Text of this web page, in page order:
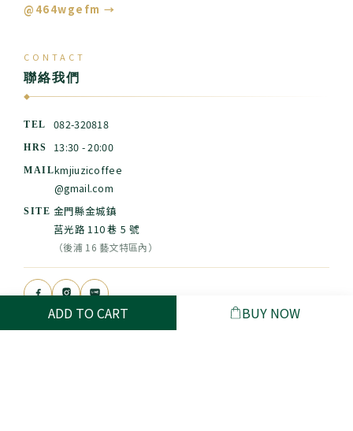
ADD TO CART BUY NOW
@464wgefm →
CONTACT
聯絡我們
◆
TEL 082-320818
HRS 13:30 - 20:00
MAILkmjiuzicoffee
@gmail.com
SITE 金門縣金城鎮
莒光路 110 巷 5 號
（後浦 16 藝文特區內）